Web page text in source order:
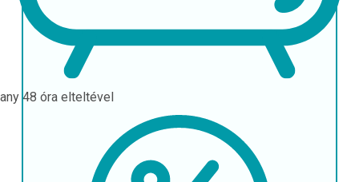
48 óra elteltével